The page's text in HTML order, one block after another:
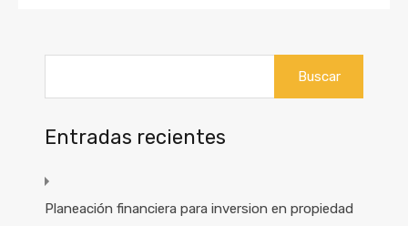
Entradas recientes
Planeación financiera para inversion en propiedad